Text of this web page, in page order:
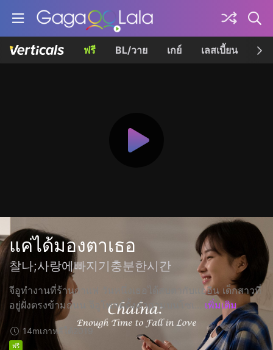
ฟรี BL/วาย เกย์ เลสเบี้ยน เค
แค่ได้มองตาเธอ
찰나;사랑에빠지기충분한시간
จีอูทำงานที่ร้านกาแฟ วันหนึ่งเธอได้สบตากับแฮอิน เด็กสาวที่
อยู่ฝั่งตรงข้ามถนน จีอูโพสต์ตั้งคำถามบนโซเ...
เพิ่มเติม
14mเกาหลีใต้
ฟรี